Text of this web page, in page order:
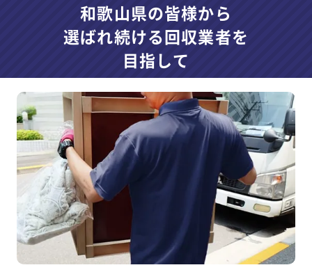
和歌山県の皆様から
選ばれ続ける回収業者を
目指して